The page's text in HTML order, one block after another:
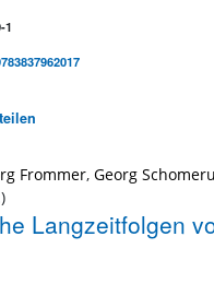
1
teilen
Frommer, Georg
Langzeitfolgen